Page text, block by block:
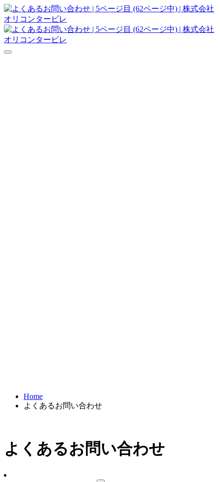
Home
よくあるお問い合わせ
よくあるお問い合わせ